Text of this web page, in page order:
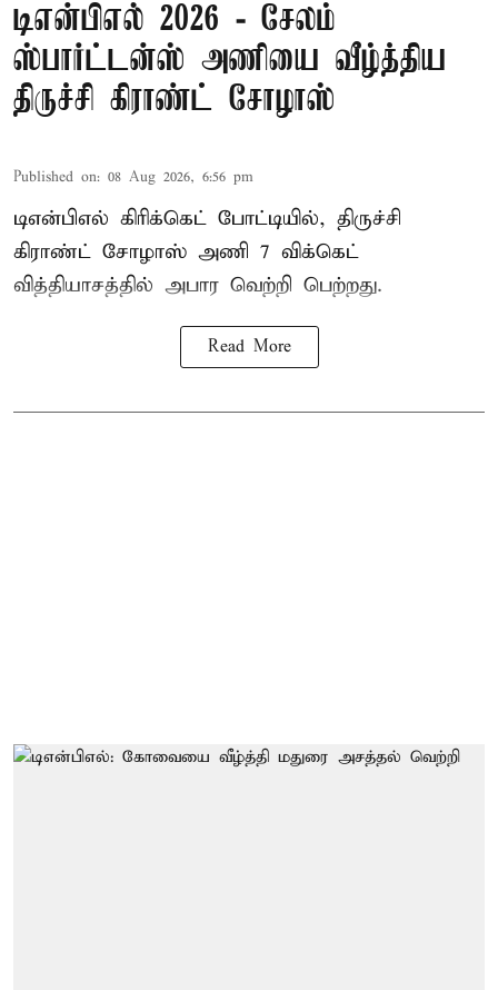
டிஎன்பிஎல் 2026 - சேலம்
ஸ்பார்ட்டன்ஸ் அணியை வீழ்த்திய
திருச்சி கிராண்ட் சோழாஸ்
Published on: 08 Aug 2026, 6:56 pm
டிஎன்பிஎல் கிரிக்கெட் போட்டியில், திருச்சி
கிராண்ட் சோழாஸ் அணி 7 விக்கெட்
வித்தியாசத்தில் அபார வெற்றி பெற்றது.
Read More